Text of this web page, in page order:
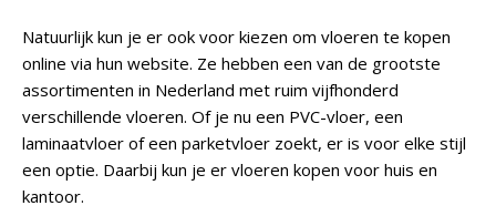
Natuurlijk kun je er ook voor kiezen om vloeren te kopen
online via hun website. Ze hebben een van de grootste
assortimenten in Nederland met ruim vijfhonderd
verschillende vloeren. Of je nu een PVC-vloer, een
laminaatvloer of een parketvloer zoekt, er is voor elke stijl
een optie. Daarbij kun je er vloeren kopen voor huis en
kantoor.